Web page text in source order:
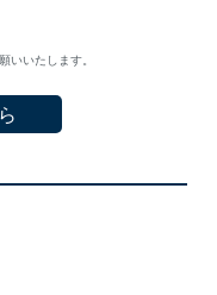
いいたします。